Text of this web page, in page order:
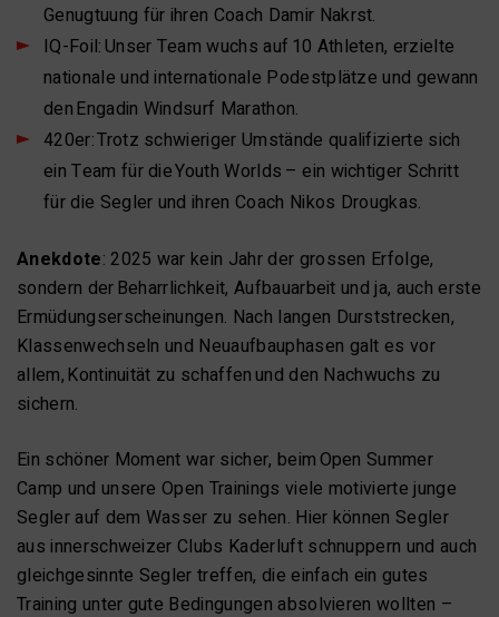
Genugtuung für ihren Coach Damir Nakrst.
IQ-Foil: Unser Team wuchs auf 10 Athleten, erzielte
nationale und internationale Podestplätze und gewann
den Engadin Windsurf Marathon.
420er: Trotz schwieriger Umstände qualifizierte sich
ein Team für die Youth Worlds – ein wichtiger Schritt
für die Segler und ihren Coach Nikos Drougkas.
Anekdote: 2025 war kein Jahr der grossen Erfolge,
sondern der Beharrlichkeit, Aufbauarbeit und ja, auch erste
Ermüdungserscheinungen. Nach langen Durststrecken,
Klassenwechseln und Neuaufbauphasen galt es vor
allem, Kontinuität zu schaffen und den Nachwuchs zu
sichern.
Ein schöner Moment war sicher, beim Open Summer
Camp und unsere Open Trainings viele motivierte junge
Segler auf dem Wasser zu sehen. Hier können Segler
aus innerschweizer Clubs Kaderluft schnuppern und auch
gleichgesinnte Segler treffen, die einfach ein gutes
Training unter gute Bedingungen absolvieren wollten –